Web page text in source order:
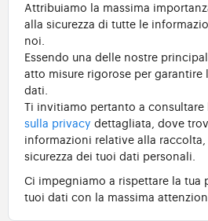
Attribuiamo la massima
alla sicurezza di tutte le
noi.
Essendo una delle nostre
atto misure rigorose per
dati.
Ti invitiamo pertanto a consultare
sulla privacy dettagliata, dove
informazioni relative alla
sicurezza dei tuoi dati personali.
Ci impegniamo a rispettare la tua
tuoi dati con la massima